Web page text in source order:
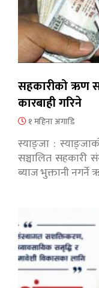
सहकारीको ऋण
कारबाही गरिने
१ महिना अगाडि
स्याङ्जा :
सञ्चालित सहकारी
ब्याज भुक्तानी